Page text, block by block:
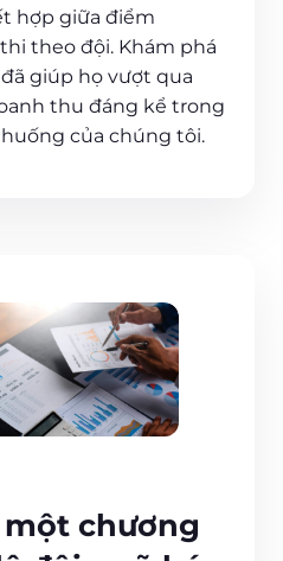
hợp giữa điểm
theo đội. Khám phá
giúp họ vượt qua
thu đáng kể trong
của chúng tôi.
chương